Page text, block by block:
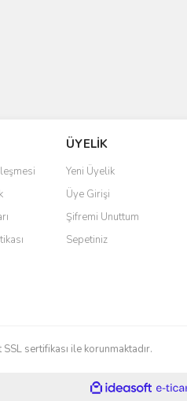
ÜYELİK
Yeni Üyelik
Üye Girişi
Şifremi Unuttum
Sepetiniz
sertifikası ile korunmaktadır.
ideasoft